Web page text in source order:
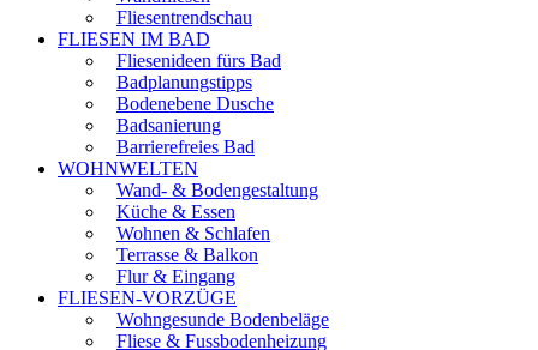
Fliesentrendschau
FLIESEN IM BAD
Fliesenideen fürs Bad
Badplanungstipps
Bodenebene Dusche
Badsanierung
Barrierefreies Bad
WOHNWELTEN
Wand- & Bodengestaltung
Küche & Essen
Wohnen & Schlafen
Terrasse & Balkon
Flur & Eingang
FLIESEN-VORZÜGE
Wohngesunde Bodenbeläge
Fliese & Fussbodenheizung